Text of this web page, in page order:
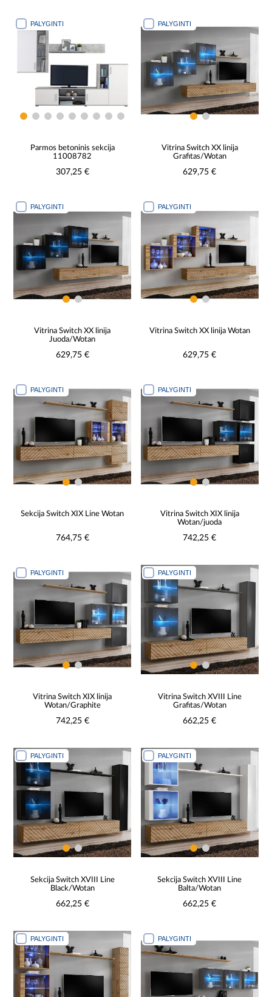
PALYGINTI
Parmos betoninis sekcija
11008782
307,25 €
PALYGINTI
Vitrina Switch XX linija
Grafitas/Wotan
629,75 €
PALYGINTI
Vitrina Switch XX linija
Juoda/Wotan
629,75 €
PALYGINTI
Vitrina Switch XX linija Wotan
629,75 €
PALYGINTI
Sekcija Switch XIX Line Wotan
764,75 €
PALYGINTI
Vitrina Switch XIX linija
Wotan/juoda
742,25 €
PALYGINTI
Vitrina Switch XIX linija
Wotan/Graphite
742,25 €
PALYGINTI
Vitrina Switch XVIII Line
Grafitas/Wotan
662,25 €
PALYGINTI
Sekcija Switch XVIII Line
Black/Wotan
662,25 €
PALYGINTI
Sekcija Switch XVIII Line
Balta/Wotan
662,25 €
PALYGINTI PALYGINTI